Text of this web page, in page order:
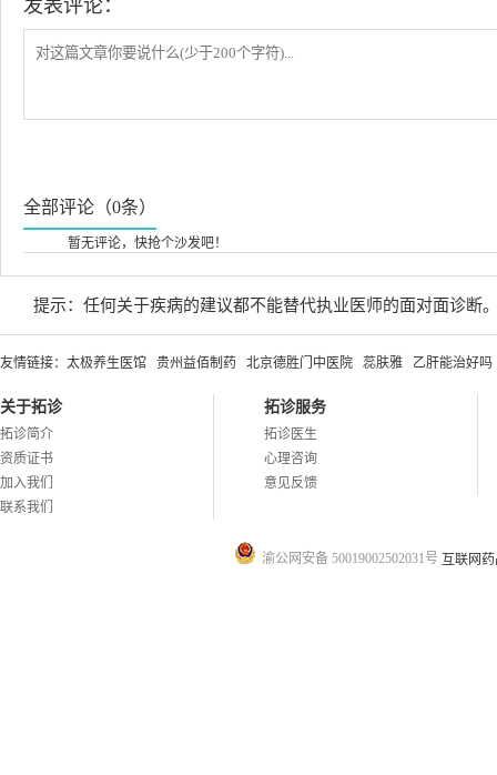
发表评论：
全部评论（0条）
暂无评论，快抢个沙发吧！
提示：任何关于疾病的建议都不能替代执业医师的面对面诊断
友情链接： 太极养生医馆 贵州益佰制药 北京德胜门中医院 蕊肤雅 乙肝能治好吗
关于拓诊
拓诊简介
资质证书
加入我们
联系我们
拓诊服务
拓诊医生
心理咨询
意见反馈
渝公网安备 50019002502031号 互联网